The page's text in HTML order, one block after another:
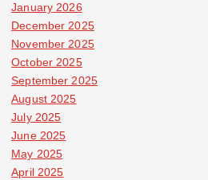
January 2026
December 2025
November 2025
October 2025
September 2025
August 2025
July 2025
June 2025
May 2025
April 2025